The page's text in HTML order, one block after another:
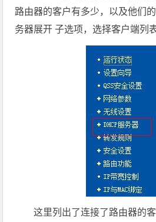
路由器的客户有多少，以及他们
务器展开 子选项，选择客户端列
这里列出了连接了路由器的